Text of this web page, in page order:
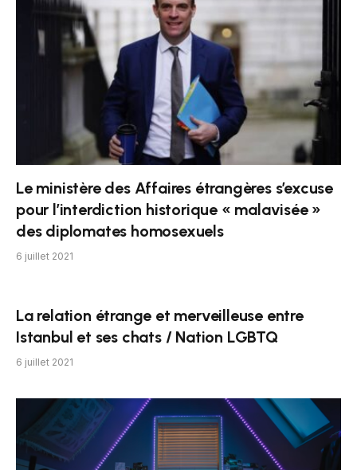
Le ministère des Affaires étrangères s’excuse
pour l’interdiction historique « malavisée »
des diplomates homosexuels
6 juillet 2021
La relation étrange et merveilleuse entre
Istanbul et ses chats / Nation LGBTQ
6 juillet 2021